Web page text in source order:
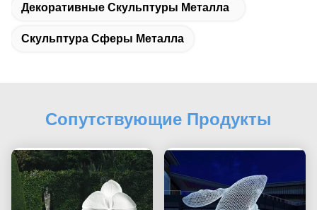
Декоративные Скульптуры Металла
Скульптура Сферы Металла
Сопутствующие Продукты